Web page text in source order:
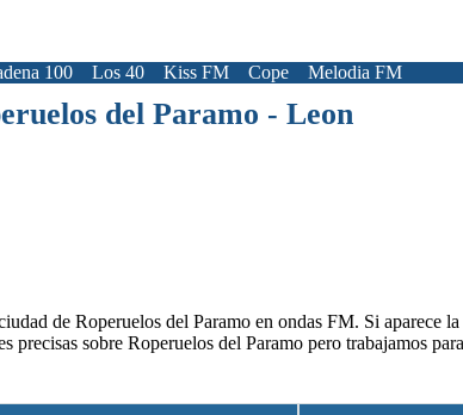
100 Los 40 Kiss FM Cope Melodia FM
del Paramo - Leon
de Roperuelos del Paramo en ondas FM. Si aparece
precisas sobre Roperuelos del Paramo pero trabajamos